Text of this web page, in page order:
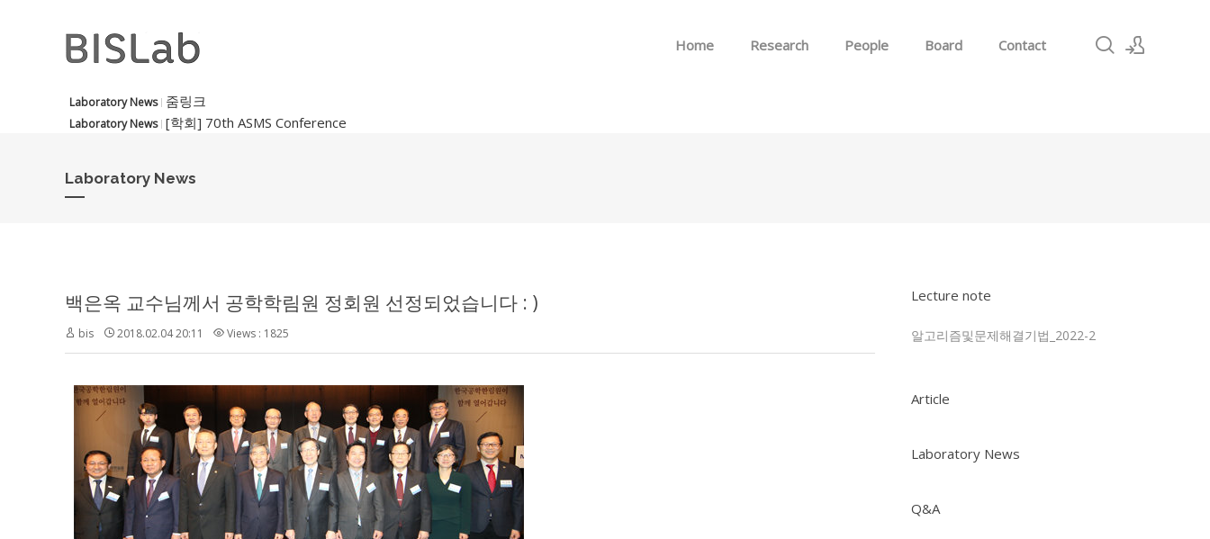
Home Research People Board Contact
Laboratory News 줌링크
Laboratory News [학회] 70th ASMS Conference
Laboratory News
Lecture note
알고리즘및문제해결기법_2022-2
Article
Laboratory News
Q&A
백은옥 교수님께서 공학학림원 정회원 선정되었습니다 : )
bis 2018.02.04 20:11 Views : 1825